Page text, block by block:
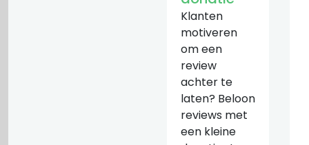
Klanten
motiveren
om een
review
achter te
laten? Beloon
reviews met
een kleine